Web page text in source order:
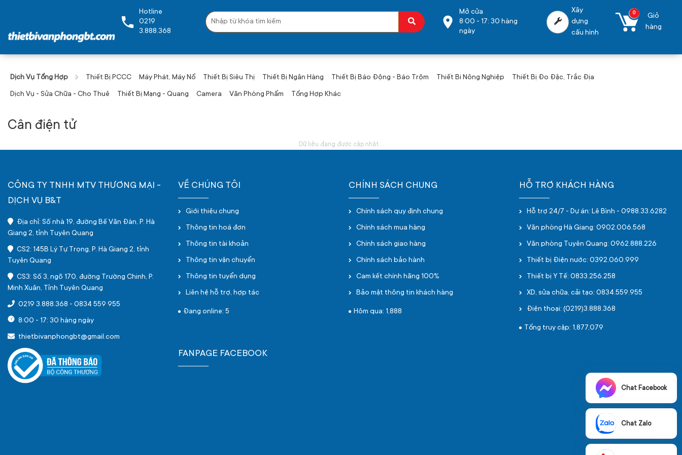
Hotline
0219
3.888.368
Mở cửa
8:00 - 17: 30 hàng
ngày
Xây
dựng
cấu hình
0
Giỏ
hàng
Dịch Vụ Tổng Hợp Thiết Bị PCCC Máy Phát, Máy Nổ Thiết Bị Siêu Thị Thiết Bị Ngân Hàng Thiết Bị Báo Động - Báo Trộm Thiết Bi Nông Nghiệp Thiết Bị Đo Đặc, Trắc Địa
Dịch Vụ - Sửa Chữa - Cho Thuê Thiết Bị Mạng - Quang Camera Văn Phòng Phẩm Tổng Hợp Khác
Cân điện tử
Dữ liệu đang được cập nhật...
CÔNG TY TNHH MTV THƯƠNG MẠI -
DỊCH VỤ B&T
Địa chỉ: Số nhà 19, đường Bế Văn Đàn, P. Hà
Giang 2, tỉnh Tuyên Quang
CS2: 145B Lý Tự Trọng, P. Hà Giang 2, tỉnh
Tuyên Quang
CS3: Số 3, ngõ 170, đường Trường Chinh, P.
Minh Xuân, Tỉnh Tuyên Quang
0219 3.888.368 - 0834 559 955
8:00 - 17: 30 hàng ngày
thietbivanphongbt@gmail.com
VỀ CHÚNG TÔI
Giới thiệu chung
Thông tin hoá đơn
Thông tin tài khoản
Thông tin vận chuyển
Thông tin tuyển dụng
Liên hệ hỗ trợ, hợp tác
Đang online: 5
CHÍNH SÁCH CHUNG
Chính sách quy định chung
Chính sách mua hàng
Chính sách giao hàng
Chính sách bảo hành
Cam kết chính hãng 100%
Bảo mật thông tin khách hàng
Hôm qua: 1,888
HỖ TRỢ KHÁCH HÀNG
Hỗ trợ 24/7 - Dự án: Lê Bình - 0988.33.6282
Văn phòng Hà Giang: 0902.006.568
Văn phòng Tuyên Quang: 0962.888.226
Thiết bị Điện nước: 0392.060.999
Thiết bị Y Tế: 0833.256.258
XD, sửa chữa, cải tạo: 0834.559.955
Điện thoại: (0219)3.888.368
Tổng truy cập: 1,877,079
FANPAGE FACEBOOK
Chat Facebook
Chat Zalo